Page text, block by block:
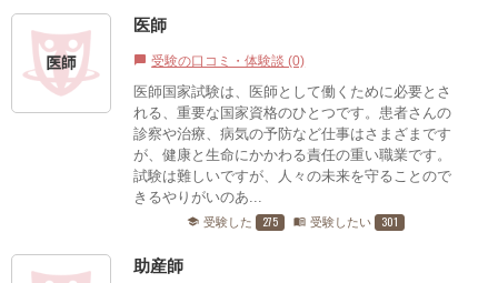
医師
chat_bubble 受験の口コミ・体験談 (0)
医師国家試験は、医師として働くために必要とさ
れる、重要な国家資格のひとつです。患者さんの
診察や治療、病気の予防など仕事はさまざまです
が、健康と生命にかかわる責任の重い職業です。
試験は難しいですが、人々の未来を守ることので
きるやりがいのあ...
school 受験した 275 menu_book 受験したい 301
助産師